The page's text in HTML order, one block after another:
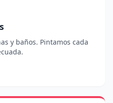
y baños. Pintamos cada